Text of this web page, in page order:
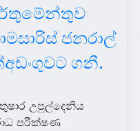
ජනරාල්
ගනී.
උපුල්දෙනිය
පරීක්ෂණ